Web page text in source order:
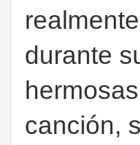
durante
canción,